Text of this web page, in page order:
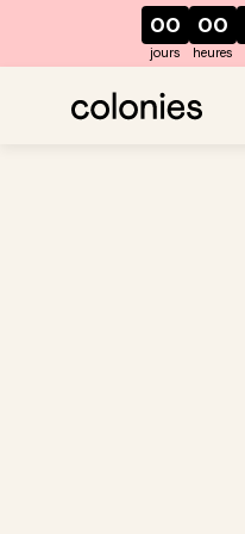
00
jours
00
heures